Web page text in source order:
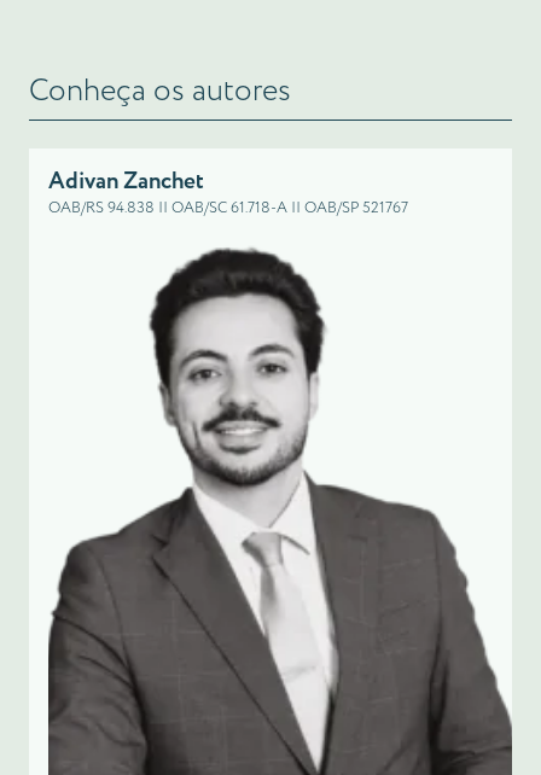
Conheça os autores
Adivan Zanchet
OAB/RS 94.838 || OAB/SC 61.718-A || OAB/SP 521767